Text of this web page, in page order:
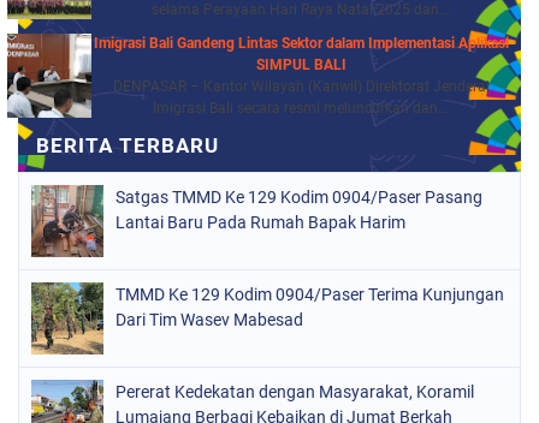
selama Perayaan Hari Raya Natal 2025 dan...
Imigrasi Bali Gandeng Lintas Sektor dalam Implementasi Aplikasi
SIMPUL BALI
DENPASAR – Kantor Wilayah (Kanwil) Direktorat Jenderal
Imigrasi Bali secara resmi meluncurkan dan...
Satgas TMMD Ke 129 Kodim 0904/Paser Pasang
Lantai Baru Pada Rumah Bapak Harim
TMMD Ke 129 Kodim 0904/Paser Terima Kunjungan
Dari Tim Wasev Mabesad
Pererat Kedekatan dengan Masyarakat, Koramil
Lumajang Berbagi Kebaikan di Jumat Berkah